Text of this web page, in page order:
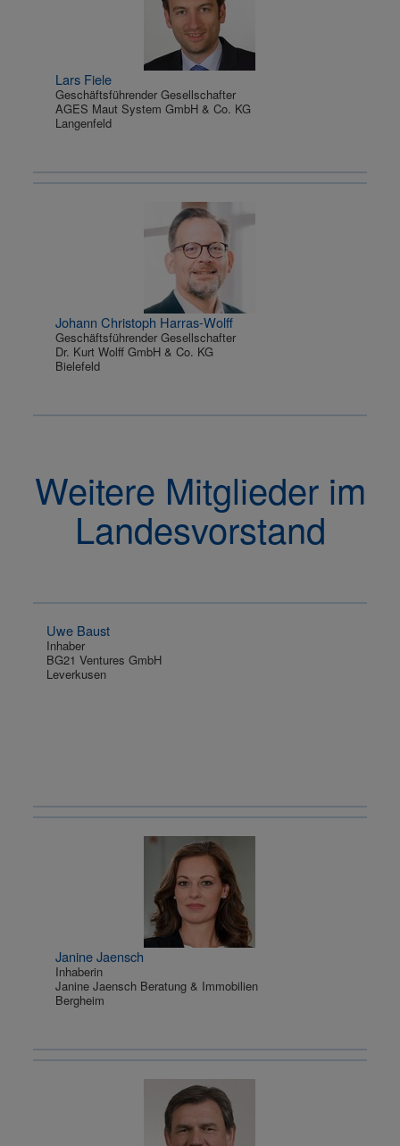
Lars Fiele
Geschäftsführender Gesellschafter
AGES Maut System GmbH & Co. KG
Langenfeld
Johann Christoph Harras-Wolff
Geschäftsführender Gesellschafter
Dr. Kurt Wolff GmbH & Co. KG
Bielefeld
Weitere Mitglieder im
Landesvorstand
Uwe Baust
Inhaber
BG21 Ventures GmbH
Leverkusen
Janine Jaensch
Inhaberin
Janine Jaensch Beratung & Immobilien
Bergheim